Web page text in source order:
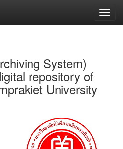
System)
repository of
University